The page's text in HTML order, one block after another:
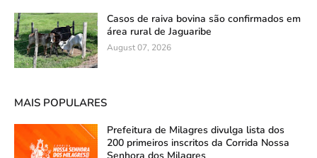
Casos de raiva bovina são confirmados em
área rural de Jaguaribe
August 07, 2026
MAIS POPULARES
Prefeitura de Milagres divulga lista dos
200 primeiros inscritos da Corrida Nossa